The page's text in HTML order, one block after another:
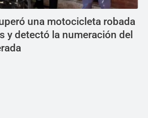
una motocicleta robada
y detectó la numeración del